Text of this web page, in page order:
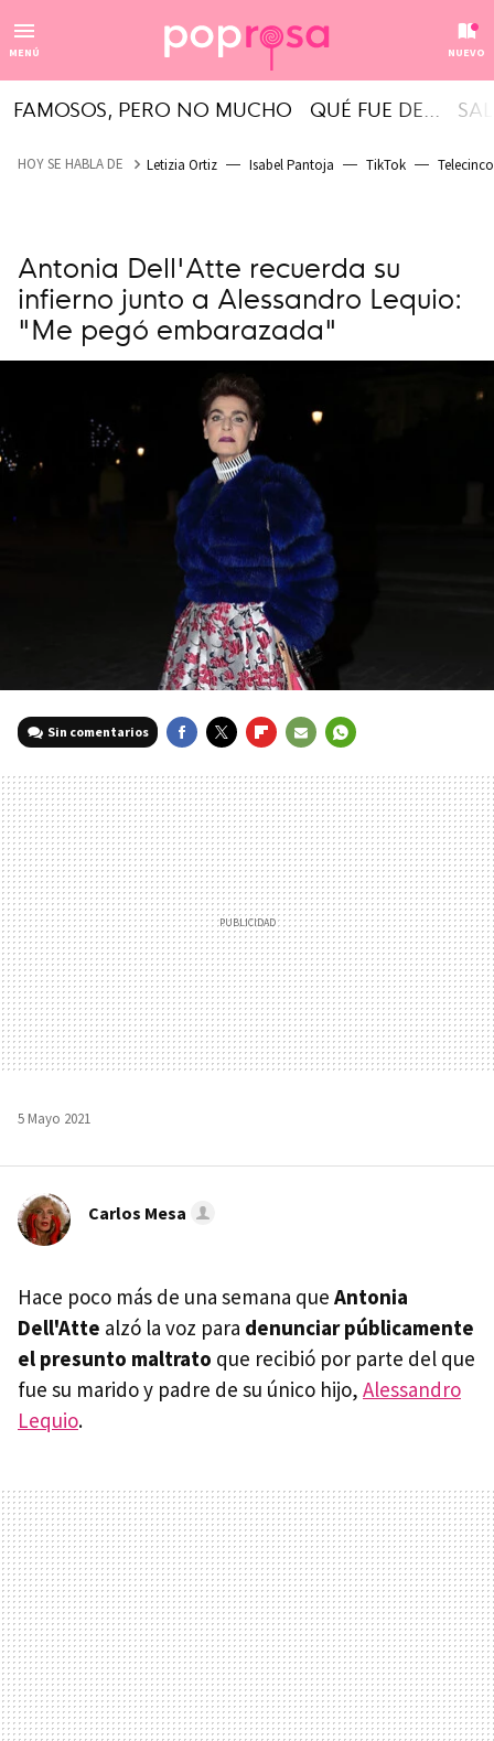
MENÚ NUEVO
FAMOSOS, PERO NO MUCHO QUÉ FUE DE...
HOY SE HABLA DE Letizia Ortiz Isabel Pantoja TikTok Telecinco
Antonia Dell'Atte recuerda su
infierno junto a Alessandro Lequio:
"Me pegó embarazada"
Sin comentarios
MAIL
5 Mayo 2021
Carlos Mesa
Hace poco más de una semana que Antonia
Dell'Atte alzó la voz para denunciar públicamente
el presunto maltrato que recibió por parte del que
fue su marido y padre de su único hijo, Alessandro
Lequio.